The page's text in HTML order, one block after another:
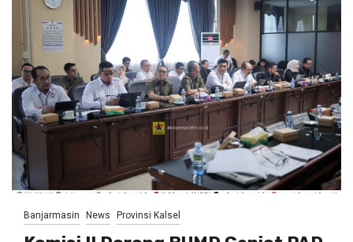
Banjarmasin News Provinsi Kalsel